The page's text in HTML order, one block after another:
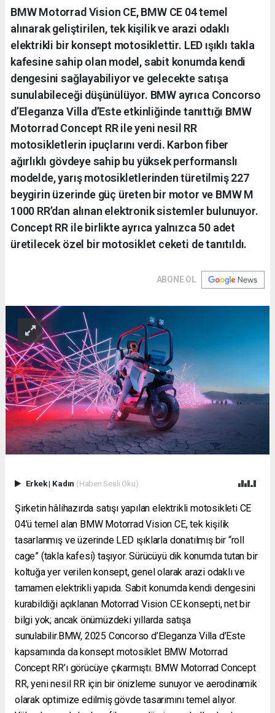
BMW Motorrad Vision CE, BMW CE 04 temel
alınarak geliştirilen, tek kişilik ve arazi odaklı
elektrikli bir konsept motosiklettir. LED ışıklı takla
kafesine sahip olan model, sabit konumda kendi
dengesini sağlayabiliyor ve gelecekte satışa
sunulabileceği düşünülüyor. BMW ayrıca Concorso
d’Eleganza Villa d’Este etkinliğinde tanıttığı BMW
Motorrad Concept RR ile yeni nesil RR
motosikletlerin ipuçlarını verdi. Karbon fiber
ağırlıklı gövdeye sahip bu yüksek performanslı
modelde, yarış motosikletlerinden türetilmiş 227
beygirin üzerinde güç üreten bir motor ve BMW M
1000 RR’dan alınan elektronik sistemler bulunuyor.
Concept RR ile birlikte ayrıca yalnızca 50 adet
üretilecek özel bir motosiklet ceketi de tanıtıldı.
ABONE OL
Erkek| Kadın (Haberi Sesli Oku)
Şirketin hâlihazırda satışı yapılan elektrikli motosikleti CE
04’ü temel alan BMW Motorrad Vision CE, tek kişilik
tasarlanmış ve üzerinde LED ışıklarla donatılmış bir “roll
cage” (takla kafesi) taşıyor. Sürücüyü dik konumda tutan bir
koltuğa yer verilen konsept, genel olarak arazi odaklı ve
tamamen elektrikli yapıda. Sabit konumda kendi dengesini
kurabildiği açıklanan Motorrad Vision CE konsepti, net bir
bilgi yok; ancak önümüzdeki yıllarda satışa
sunulabilir.BMW, 2025 Concorso d’Eleganza Villa d’Este
kapsamında da konsept motosiklet BMW Motorrad
Concept RR’ı görücüye çıkarmıştı. BMW Motorrad Concept
RR, yeni nesil RR için bir önizleme sunuyor ve aerodinamik
olarak optimize edilmiş gövde tasarımını temel alıyor.